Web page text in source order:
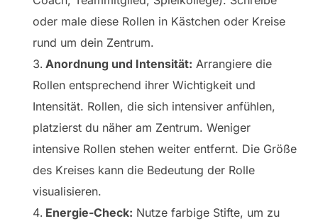
oder male diese Rollen in Kästchen oder Kreise
rund um dein Zentrum.
Anordnung und Intensität: Arrangiere die
Rollen entsprechend ihrer Wichtigkeit und
Intensität. Rollen, die sich intensiver anfühlen,
platzierst du näher am Zentrum. Weniger
intensive Rollen stehen weiter entfernt. Die Größe
des Kreises kann die Bedeutung der Rolle
visualisieren.
Energie-Check: Nutze farbige Stifte, um zu